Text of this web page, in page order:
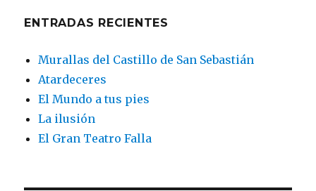
ENTRADAS RECIENTES
Murallas del Castillo de San Sebastián
Atardeceres
El Mundo a tus pies
La ilusión
El Gran Teatro Falla